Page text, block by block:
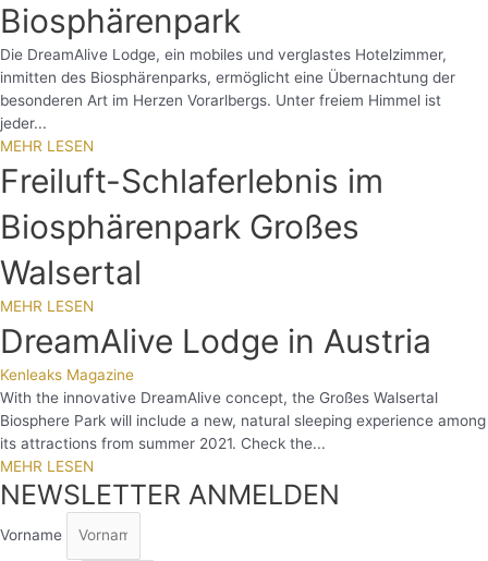
Biosphärenpark
Die DreamAlive Lodge, ein mobiles und verglastes Hotelzimmer,
inmitten des Biosphärenparks, ermöglicht eine Übernachtung der
besonderen Art im Herzen Vorarlbergs. Unter freiem Himmel ist
jeder...
MEHR LESEN
Freiluft-Schlaferlebnis im
Biosphärenpark Großes
Walsertal
MEHR LESEN
DreamAlive Lodge in Austria
Kenleaks Magazine
With the innovative DreamAlive concept, the Großes Walsertal
Biosphere Park will include a new, natural sleeping experience among
its attractions from summer 2021. Check the...
MEHR LESEN
NEWSLETTER ANMELDEN
Vorname